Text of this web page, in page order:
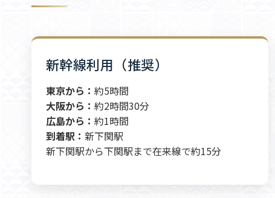
新幹線利用（推奨）
東京から： 約5時間
大阪から： 約2時間30分
広島から： 約1時間
到着駅： 新下関駅
新下関駅から下関駅まで在来線で約15分